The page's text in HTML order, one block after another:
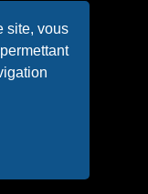
site, vous